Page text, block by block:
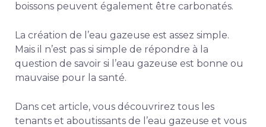
boissons peuvent également être carbonatés.
La création de l’eau gazeuse est assez simple.
Mais il n’est pas si simple de répondre à la
question de savoir si l’eau gazeuse est bonne ou
mauvaise pour la santé.
Dans cet article, vous découvrirez tous les
tenants et aboutissants de l’eau gazeuse et vous